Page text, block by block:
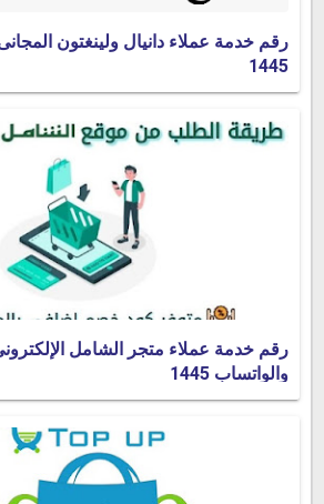
رقم خدمة عملاء دانيال ولينغتون
1445
رقم خدمة عملاء متجر الشامل
والواتساب 1445